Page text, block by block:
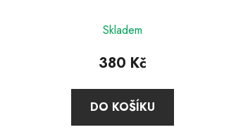
hodnocení
produktu
5,0
z
Skladem
380 Kč
DO KOŠÍKU